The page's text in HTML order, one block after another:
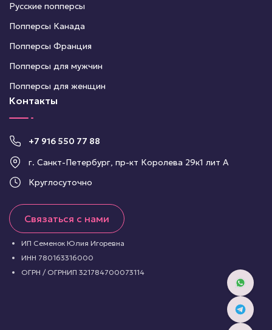
Русские попперсы
Попперсы Канада
Попперсы Франция
Попперсы для мужчин
Попперсы для женщин
Контакты
+7 916 550 77 88
г. Санкт-Петербург, пр-кт Королева 29к1 лит А
Круглосуточно
Связаться с нами
ИП Семенок Юлия Игоревна
ИНН 780163316000
ОГРН / ОГРНИП 321784700073114